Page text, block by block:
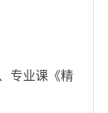
专业课《精